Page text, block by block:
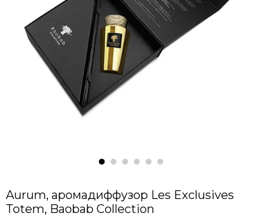
Aurum, аромадиффузор Les Exclusives
Totem, Baobab Collection